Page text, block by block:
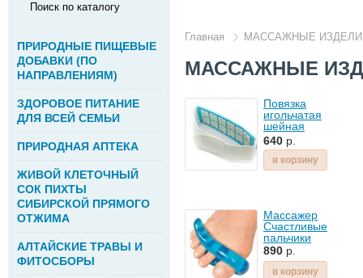
Поиск по каталогу
ПРИРОДНЫЕ ПИЩЕВЫЕ
ДОБАВКИ (ПО
НАПРАВЛЕНИЯМ)
ЗДОРОВОЕ ПИТАНИЕ
ДЛЯ ВСЕЙ СЕМЬИ
ПРИРОДНАЯ АПТЕКА
ЖИВОЙ КЛЕТОЧНЫЙ
СОК ПИХТЫ
СИБИРСКОЙ ПРЯМОГО
ОТЖИМА
АЛТАЙСКИЕ ТРАВЫ И
ФИТОСБОРЫ
Главная МАССАЖНЫЕ
МАССАЖНЫЕ
Повязка
игольчатая
шейная
Биомаг
640 р.
в корзину
Массажер
Счастливые
пальчики
890 р.
в корзину